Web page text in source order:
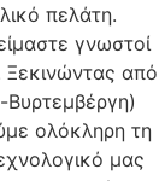
πελάτη.
γνωστοί
Ξεκινώντας από
Βυρτεμβέργη)
ολόκληρη τη
μας